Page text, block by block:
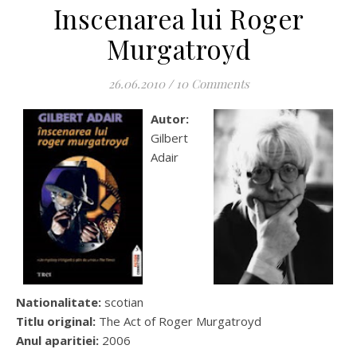
Inscenarea lui Roger
Murgatroyd
26.06.2010 / 10 Comments
Autor:
Gilbert
Adair
Nationalitate: scotian
Titlu original: The Act of Roger Murgatroyd
Anul aparitiei: 2006